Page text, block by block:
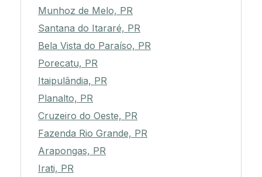
Munhoz de Melo, PR
Santana do Itararé, PR
Bela Vista do Paraíso, PR
Porecatu, PR
Itaipulândia, PR
Planalto, PR
Cruzeiro do Oeste, PR
Fazenda Rio Grande, PR
Arapongas, PR
Irati, PR